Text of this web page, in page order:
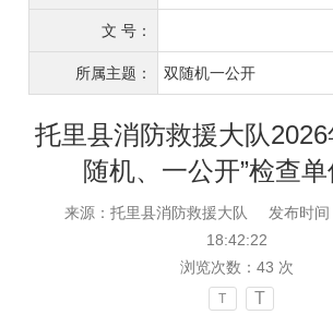
文 号：
所属主题： 双随机一公开
托里县消防救援大队2026
随机、一公开”检查
来源：托里县消防救援大队
发布时
18:42:22
浏览次数： 43 次
T T